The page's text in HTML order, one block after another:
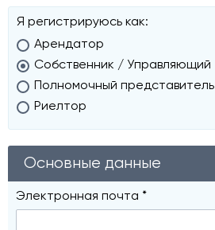
Я регистрируюсь как:
Арендатор
Собственник / Управляющий
Полномочный представитель
Риелтор
Основные данные
Электронная почта *